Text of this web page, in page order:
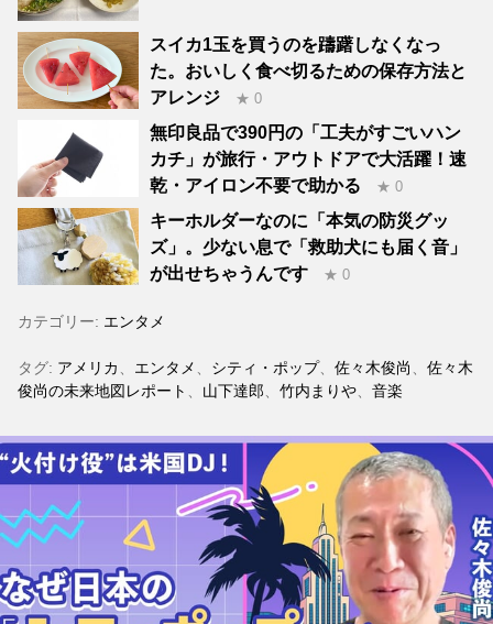
スイカ1玉を買うのを躊躇しなくなっ
た。おいしく食べ切るための保存方法と
アレンジ
★ 0
無印良品で390円の「工夫がすごいハン
カチ」が旅行・アウトドアで大活躍！速
乾・アイロン不要で助かる
★ 0
キーホルダーなのに「本気の防災グッ
ズ」。少ない息で「救助犬にも届く音」
が出せちゃうんです
★ 0
カテゴリー: エンタメ
タグ: アメリカ エンタメ シティ・ポップ、 佐々木俊尚
佐々木
俊尚の未来地図レポート
山下達郎 竹内まりや 音楽